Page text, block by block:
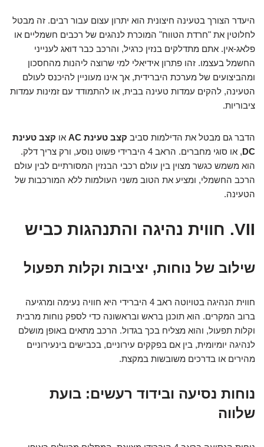
היעדר הצורך בטעינה חיצונית הוא יתרון עצום עבור רבים. זה מבטל
לחלוטין את "חרדת הטווח" המוכרת לנהגים של רכבים חשמליים או
פלאג-אין. אתם מתדלקים בנזין כרגיל, והרכב כבר דואג לענייני
החשמל בעצמו. זהו פתרון אידיאלי למי שרוצה ליהנות מהחסכון
ומהביצועים של מערכת היברידית, אך אינו מעוניין להיכנס לעולם
הטעינה, להקים עמדות טעינה בבית, או להתמודד עם זמינות עמדות
ציבוריות.
הדבר גם מבטל את הדילמות סביב קצב טעינת AC או קצב טעינת
DC
, או סוגי מחברים. הראב 4 היברידי פשוט נוסע, ורק צריך דלק.
הוא משמש כגשר מצוין בין עולם רכבי הבנזין המסורתיים לבין עולם
הרכב החשמלי, ומציע את הטוב משני העולמות ללא המורכבות של
הטעינה.
VII. חווית נהיגה והתנהגות כביש
שילוב של נוחות, יציבות וקלות תפעול
חווית הנהיגה בטויוטה ראב 4 היברידי היא חוויה נעימה ומרגיעה
ברוב המקרים. הוא תוכנן בראש ובראשונה כדי לספק נוחות מרבית
וקלות תפעול, והוא מצליח בכך בגדול. הרכב מתאים באופן מושלם
לנהיגה יומיומית, בין אם בפקקים עירוניים, בכבישים בינעירוניים
מהירים או בדרכים משובשות במקצת.
נוחות נסיעה ובידוד רעשים: בועת
שלווה